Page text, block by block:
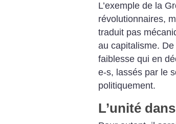
L’exemple de la
révolutionnaires,
traduit pas
au capitalisme.
faiblesse qui en
e-s, lassés par le
politiquement.
L’unité